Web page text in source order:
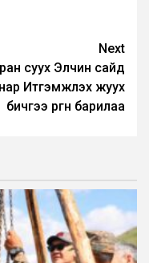
Next
суух Элчин сайд
нар Итгэмжлэх жуух
бичгээ өргөн барилаа